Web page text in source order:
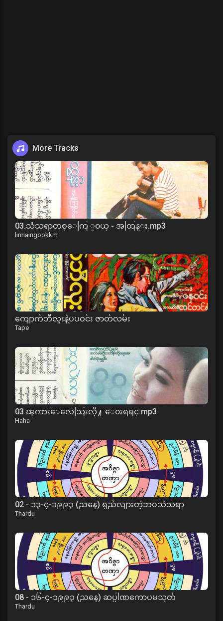
More Tracks
03.သံသရာတစ္ေကြ ့၀ယ္ - အထြန္း.mp3
linnaingookkm
ကျောက်ဘီလူးနဲ့ပပဝင်း ဇာတ်လမ်း
Tape
03 ၾကားေလေသြးလို႔ ေ၀းရရင္.mp3
Haha
02 - ၁၃-၄-၁၉၉၃ (ညနေ) ရှည်လျားတဲ့ဘဝသံသရာ
Thardu
08 - ၁၆-၄-၁၉၉၃ (ညနေ) ဆပ္ပါဏကောပမသုတ်
Thardu